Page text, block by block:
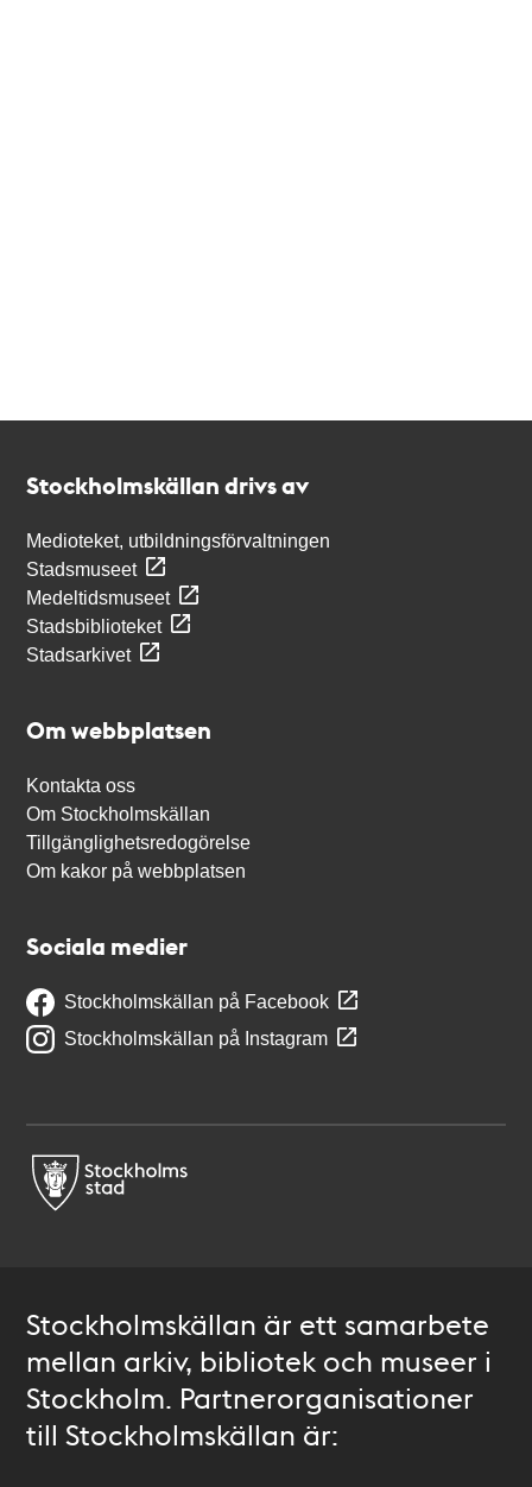
Stockholmskällan drivs av
Medioteket, utbildningsförvaltningen
Stadsmuseet
Medeltidsmuseet
Stadsbiblioteket
Stadsarkivet
Om webbplatsen
Kontakta oss
Om Stockholmskällan
Tillgänglighetsredogörelse
Om kakor på webbplatsen
Sociala medier
Stockholmskällan på Facebook
Stockholmskällan på Instagram
Stockholmskällan är ett samarbete
mellan arkiv, bibliotek och museer i
Stockholm. Partnerorganisationer
till Stockholmskällan är: